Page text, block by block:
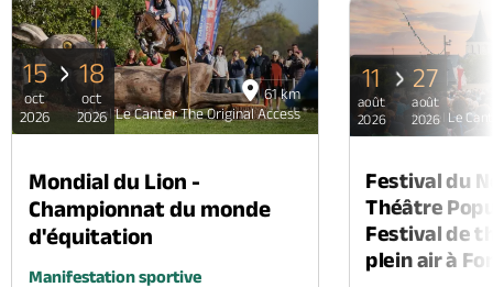
61 km
Hôtel Le Canter The Original Access
15
oct
2026
18
oct
2026
Mondial du Lion -
Championnat du monde
d'équitation
Manifestation sportive
Hôtel Le
11
août
2026
27
août
2026
Festival du
Théâtre
Festival de
plein air à